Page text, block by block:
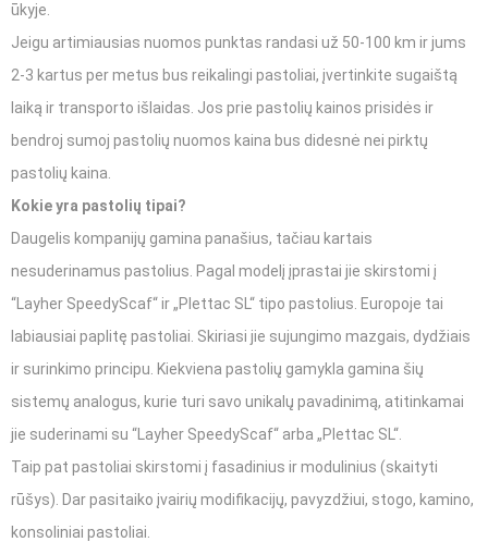
ūkyje.
Jeigu artimiausias nuomos punktas randasi už 50-100 km ir jums
2-3 kartus per metus bus reikalingi pastoliai, įvertinkite sugaištą
laiką ir transporto išlaidas. Jos prie pastolių kainos prisidės ir
bendroj sumoj pastolių nuomos kaina bus didesnė nei pirktų
pastolių kaina.
Kokie yra pastolių tipai?
Daugelis kompanijų gamina panašius, tačiau kartais
nesuderinamus pastolius. Pagal modelį įprastai jie skirstomi į
“Layher SpeedyScaf“ ir „Plettac SL“ tipo pastolius. Europoje tai
labiausiai paplitę pastoliai. Skiriasi jie sujungimo mazgais, dydžiais
ir surinkimo principu. Kiekviena pastolių gamykla gamina šių
sistemų analogus, kurie turi savo unikalų pavadinimą, atitinkamai
jie suderinami su “Layher SpeedyScaf“ arba „Plettac SL“.
Taip pat pastoliai skirstomi į fasadinius ir modulinius (skaityti
rūšys). Dar pasitaiko įvairių modifikacijų, pavyzdžiui, stogo, kamino,
konsoliniai pastoliai.